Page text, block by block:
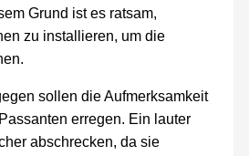
Grund ist es ratsam,
zu installieren, um die
sollen die Aufmerksamkeit
erregen. Ein lauter
abschrecken, da sie